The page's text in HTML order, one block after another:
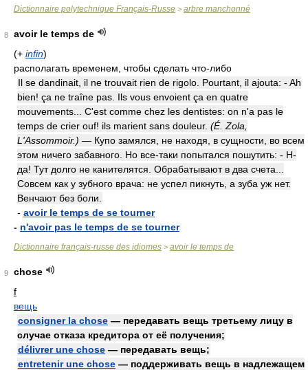
Dictionnaire polytechnique Français-Russe > arbre manchonné
8
avoir le temps de
(+ infin)
располагать временем, чтобы сделать что-либо
Il se dandinait, il ne trouvait rien de rigolo. Pourtant, il ajouta: - Ah
bien! ça ne traîne pas. Ils vous envoient ça en quatre
mouvements... C'est comme chez les dentistes: on n'a pas le
temps de crier ouf! ils marient sans douleur. (É. Zola,
L'Assommoir.) — Купо замялся, не находя, в сущности, во всем
этом ничего забавного. Но все-таки попытался пошутить: - Н-
да! Тут долго не канителятся. Обрабатывают в два счета...
Совсем как у зубного врача: не успел пикнуть, а зуба уж нет.
Венчают без боли.
- avoir le temps de se tourner
- n'avoir pas le temps de se tourner
Dictionnaire français-russe des idiomes > avoir le temps de
9
chose
f
вещь
consigner la chose — передавать вещь третьему лицу в
случае отказа кредитора от её получения;
délivrer une chose — передавать вещь;
entretenir une chose — поддерживать вещь в надлежащем